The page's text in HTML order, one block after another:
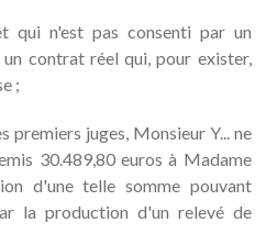
qui n'est pas consenti par un
contrat réel qui, pour exister,
;
premiers juges, Monsieur Y... ne
30.489,80 euros à Madame
d'une telle somme pouvant
la production d'un relevé de